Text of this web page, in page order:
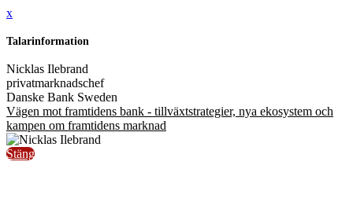
x
Talarinformation
Nicklas Ilebrand
privatmarknadschef
Danske Bank Sweden
Vägen mot framtidens bank - tillväxtstrategier, nya ekosystem och
kampen om framtidens marknad
Stäng